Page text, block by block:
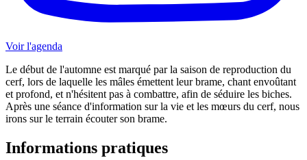
Voir l'agenda
Le début de l'automne est marqué par la saison de reproduction du
cerf, lors de laquelle les mâles émettent leur brame, chant envoûtant
et profond, et n'hésitent pas à combattre, afin de séduire les biches.
Après une séance d'information sur la vie et les mœurs du cerf, nous
irons sur le terrain écouter son brame.
Informations pratiques